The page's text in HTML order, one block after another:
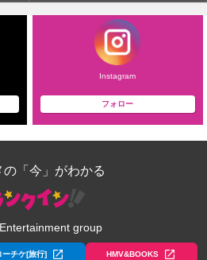
Instagram
フォロー
の「今」がわかる
group
ーチケ[旅行] HMV&BOOKS